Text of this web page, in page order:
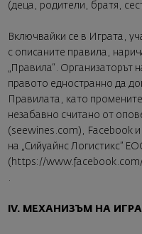
(деца, родители, братя,
Включвайки се в Играта,
с описаните правила,
„Правила“. Организаторът
правото едностранно да
Правилата, като
незабавно считано от
( seewines.com ), Facebook
на „Сийуайнс Логистикс”
( https://
.
IV. МЕХАНИЗЪМ НА